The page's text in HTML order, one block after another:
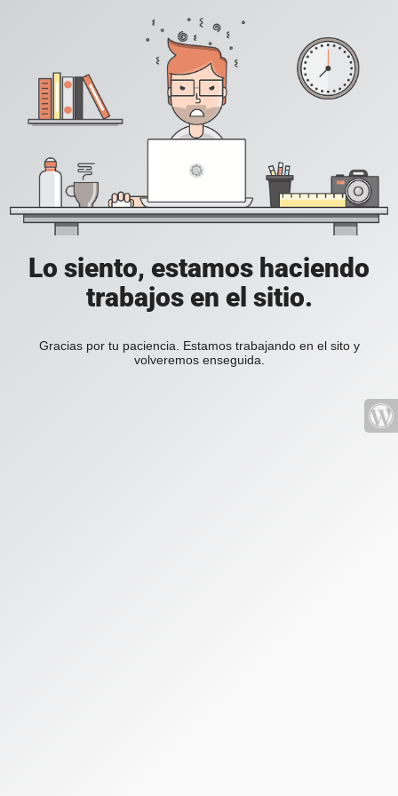
Lo siento, estamos haciendo
trabajos en el sitio.
Gracias por tu paciencia. Estamos trabajando en el sito y
volveremos enseguida.